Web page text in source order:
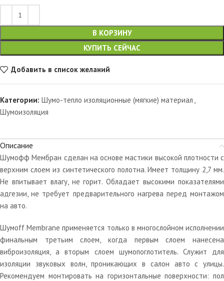
В КОРЗИНУ
КУПИТЬ СЕЙЧАС
Добавить в список желаний
Категории: Шумо-тепло изоляционные (мягкие) материал ,
Шумоизоляция
Описание
Шумофф Мембран сделан на основе мастики высокой плотности с
верхним слоем из синтетического полотна. Имеет толщину 2,7 мм.
Не впитывает влагу, не горит. Обладает высокими показателями
адгезии, не требует предварительного нагрева перед монтажом
на авто.
Шумoff Membrane применяется только в многослойном исполнении
финальным третьим слоем, когда первым слоем нанесена
виброизоляция, а вторым слоем шумопоглотитель. Служит для
изоляции звуковых волн, проникающих в салон авто с улицы.
Рекомендуем монтировать на горизонтальные поверхности: пол